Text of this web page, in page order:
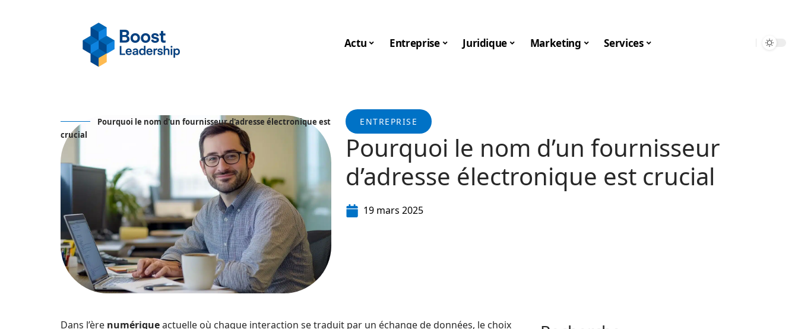
Actu Entreprise Juridique Marketing Services
Pourquoi le nom d'un fournisseur d'adresse électronique est
crucial
ENTREPRISE
Pourquoi le nom d’un fournisseur
d’adresse électronique est crucial
19 mars 2025
Dans l’ère numériqueactuelle où chaque interaction se traduit par un échange de données, le choix